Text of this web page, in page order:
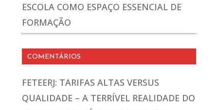
ESCOLA COMO ESPAÇO ESSENCIAL DE
FORMAÇÃO
COMENTÁRIOS
FETEERJ: TARIFAS ALTAS VERSUS
QUALIDADE – A TERRÍVEL REALIDADE DO